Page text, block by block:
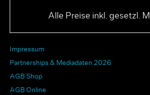
Alle Preise inkl. gesetzl.
Impressum
Partnerships & Mediadaten 2026
AGB Shop
AGB Online